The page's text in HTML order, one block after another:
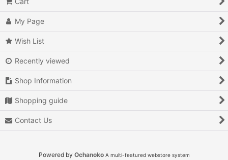
3DO
Epoch Super Cassette Vision
Neo Geo MVS
My Page
Wish List
Recently viewed
Shop Information
Shopping guide
Contact Us
Powered by Ochanoko A multi-featured webstore system